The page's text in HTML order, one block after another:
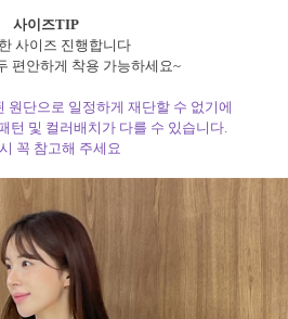
사이즈TIP
사이즈 진행합니다
편안하게 착용 가능하세요~
단으로 일정하게 재단할 수 없기에
턴 및 컬러배치가 다를 수 있습니다.
꼭 참고해 주세요